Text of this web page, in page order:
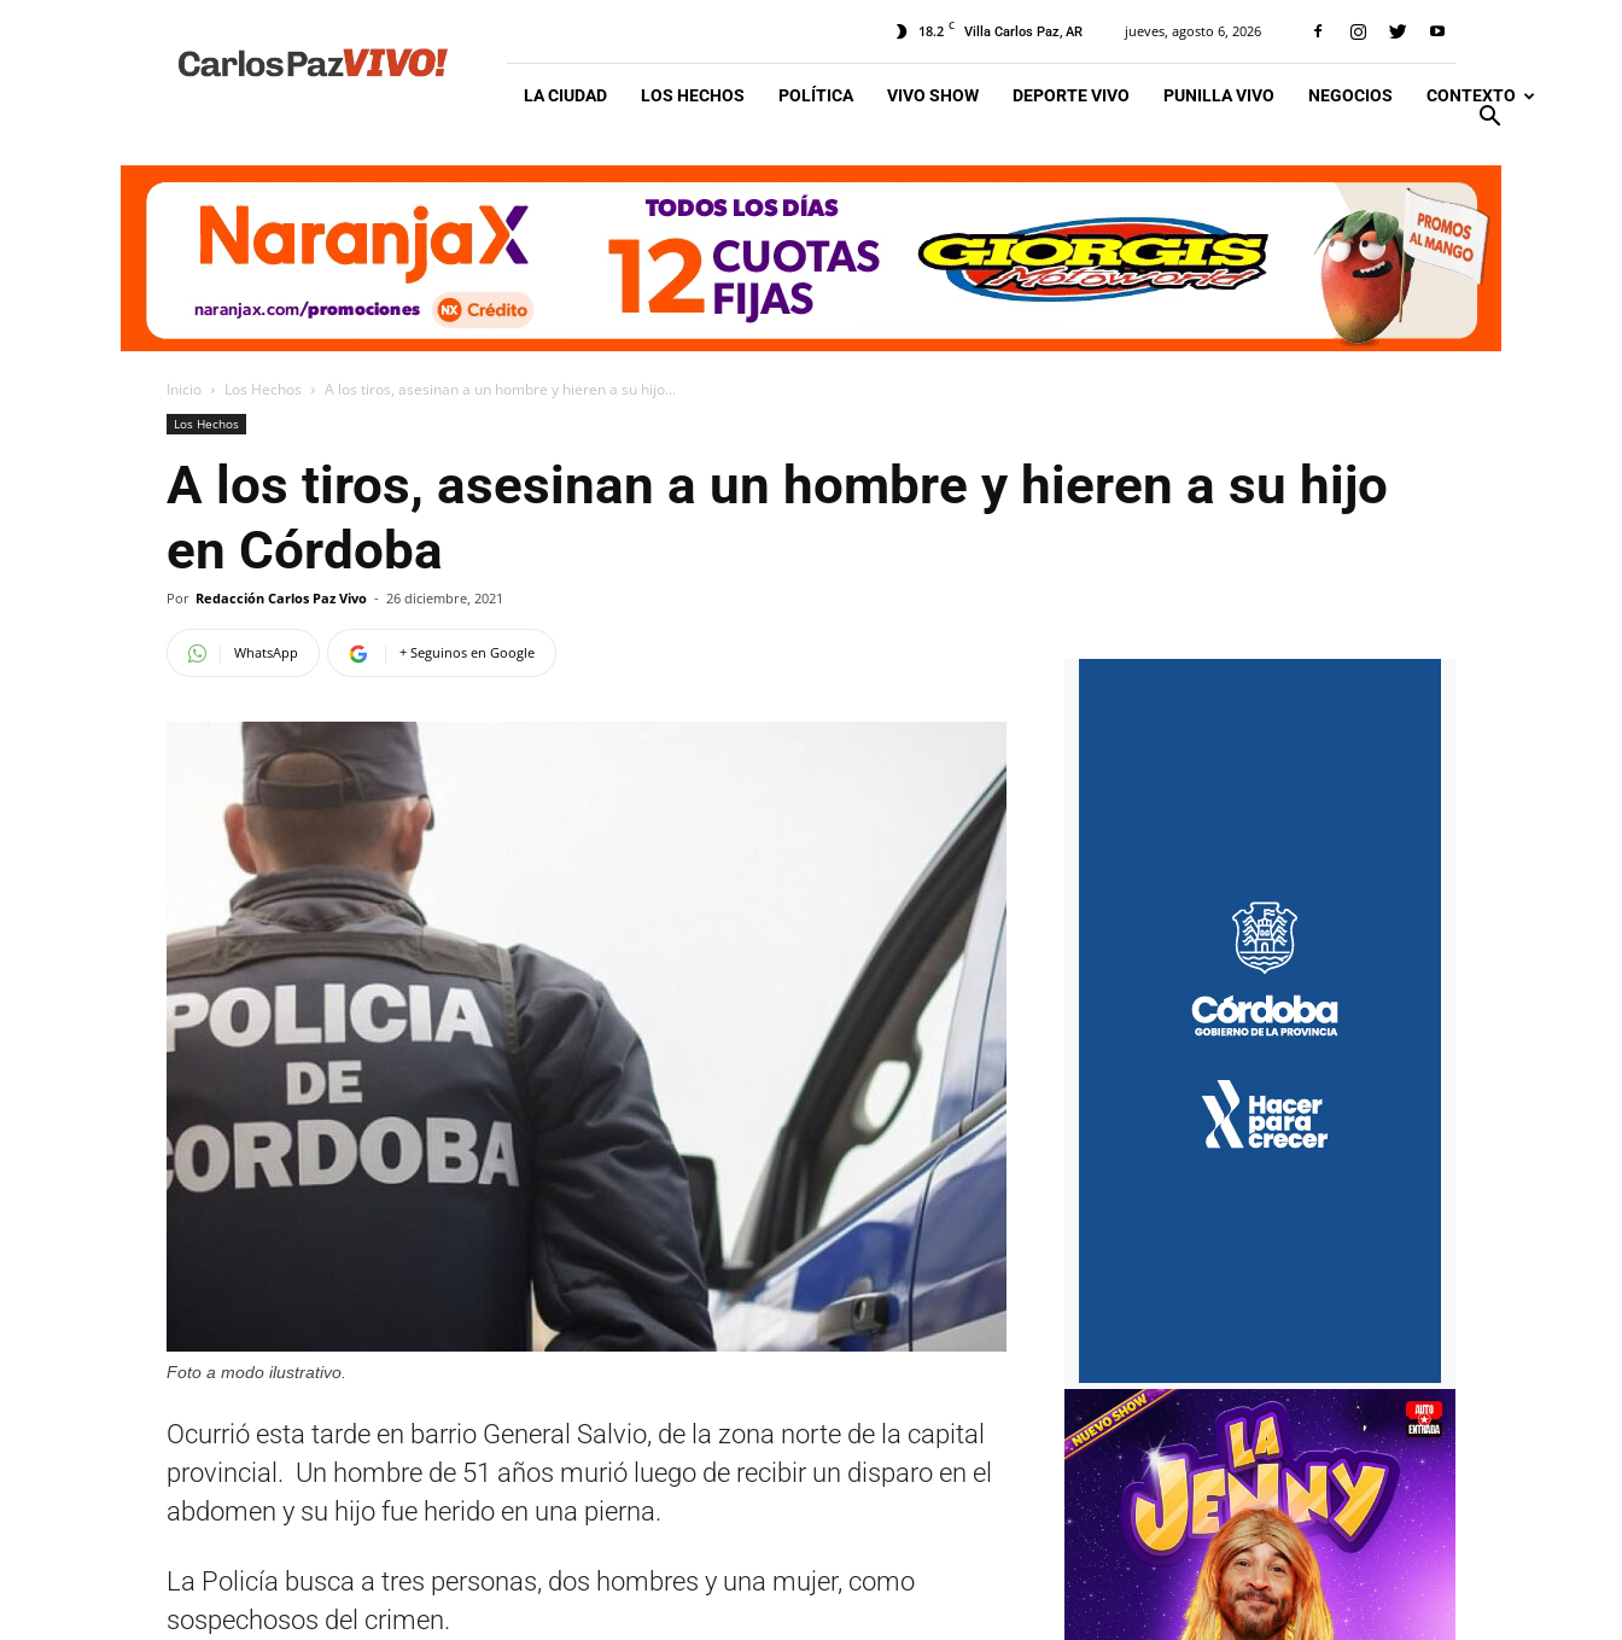
Vivo
18.2 C Villa Carlos Paz, AR jueves, agosto 6, 2026
LA CIUDAD LOS HECHOS POLÍTICA VIVO SHOW DEPORTE VIVO PUNILLA VIVO NEGOCIOS CONTEXTO
Inicio Los Hechos A los tiros, asesinan a un hombre y hieren a su hijo...
Los Hechos
A los tiros, asesinan a un hombre y hieren a su hijo
en Córdoba
Por Redacción Carlos Paz Vivo - 26 diciembre, 2021
WhatsApp + Seguinos en Google
Foto a modo ilustrativo.
Ocurrió esta tarde en barrio General Salvio, de la zona norte de la capital
provincial. Un hombre de 51 años murió luego de recibir un disparo en el
abdomen y su hijo fue herido en una pierna.
La Policía busca a tres personas, dos hombres y una mujer, como
sospechosos del crimen.